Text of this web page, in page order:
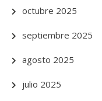
octubre 2025
septiembre 2025
agosto 2025
julio 2025